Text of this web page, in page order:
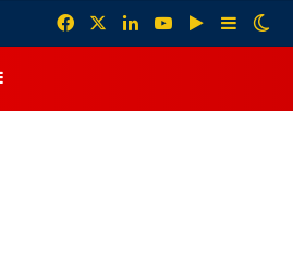
FacebookLinkedInYouTubeGoogle Play
Sidebar
Sidebar